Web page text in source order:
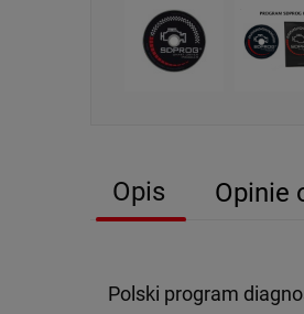
Opis Opinie
Polski program